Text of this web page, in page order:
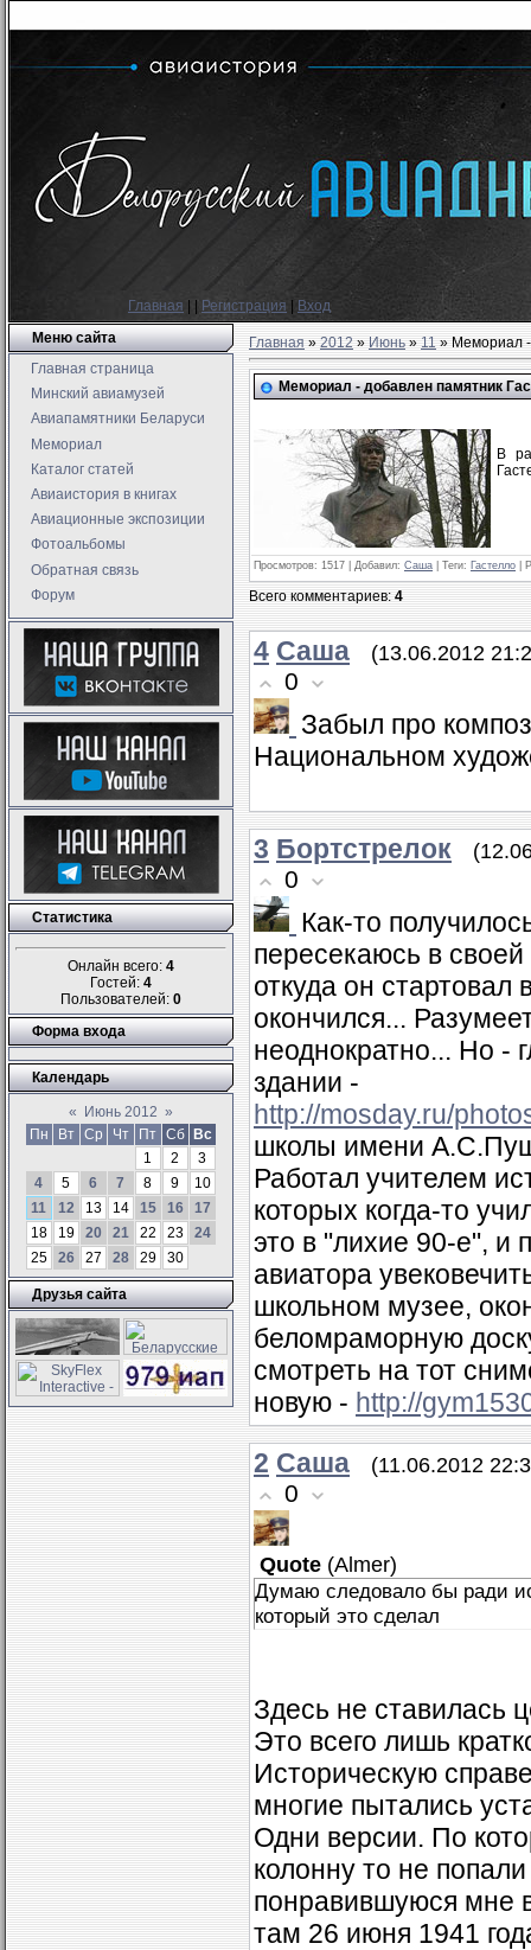
Главная Регистрация
Вход
Меню сайта
Главная страница
Минский авиамузей
Авиапамятники Беларуси
Мемориал
Каталог статей
Авиаистория в книгах
Авиационные экспозиции
Фотоальбомы
Обратная связь
Форум
Статистика
Онлайн всего: 4
Гостей: 4
Пользователей: 0
Форма входа
Календарь
« Июнь 2012 »
Пн
Вт Ср Чт Пт Сб
Вс
1
2
3
4
5 6 7 8 9
10
11
12 13 14 15 16
17
18
19 20 21 22 23
24
25
26 27 28 29 30
Друзья сайта
Главная»2012 » Июнь » 11» Мемориал -
Мемориал - добавлен памятник
В
Просмотров: 1517 | Добавил: Саша Теги: Гастелло
Всего комментариев:4
4 Саша (13.06.2012
0
Забыл про
Национальном
3 Бортстрелок
0
Как-то
пересекаюсь в
откуда он стартовал
окончился...
неоднократно... Но -
здании -
http://mosday.ru/
школы имени
Работал учителем
которых когда-то
это в "лихие 90-е", и
авиатора
школьном музее,
беломраморную
смотреть на тот
новую - http://
2 Саша (11.06.2012
0
Quote (Almer)
Думаю следовало бы ради
который это сделал
Здесь не ставилась
Это всего лишь
Историческую
многие пытались
Одни версии. По
колонну то не
понравившуюся мне
там 26 июня 1941